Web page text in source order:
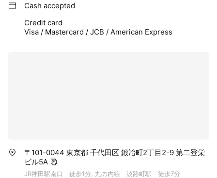
Cash accepted
Credit card
Visa / Mastercard / JCB / American Express
〒101-0044 東京都 千代田区 鍛冶町2丁目2-9 第二登栄
ビル5A
JR神田駅南口 徒歩1分, 丸の内線 淡路町駅 徒歩7分